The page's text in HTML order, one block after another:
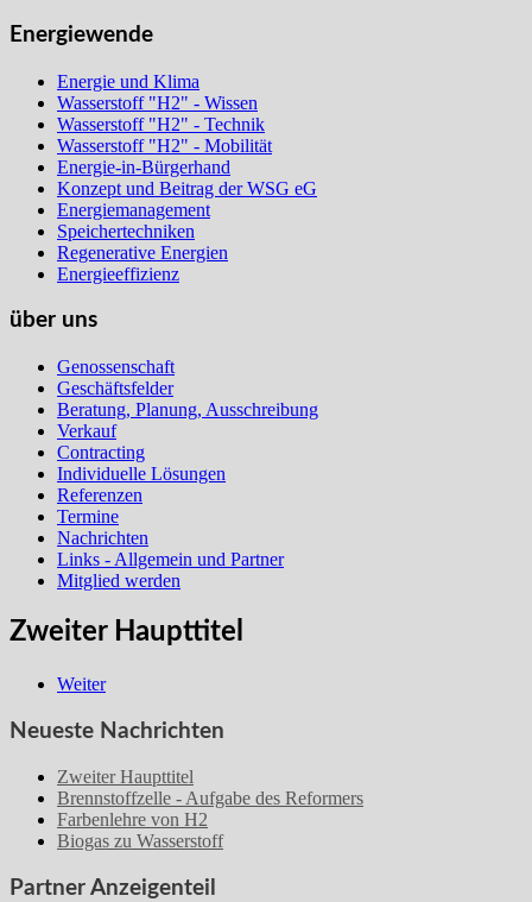
Energiewende
Energie und Klima
Wasserstoff "H2" - Wissen
Wasserstoff "H2" - Technik
Wasserstoff "H2" - Mobilität
Energie-in-Bürgerhand
Konzept und Beitrag der WSG eG
Energiemanagement
Speichertechniken
Regenerative Energien
Energieeffizienz
über uns
Genossenschaft
Geschäftsfelder
Beratung, Planung, Ausschreibung
Verkauf
Contracting
Individuelle Lösungen
Referenzen
Termine
Nachrichten
Links - Allgemein und Partner
Mitglied werden
Zweiter Haupttitel
Weiter
Neueste Nachrichten
Zweiter Haupttitel
Brennstoffzelle - Aufgabe des Reformers
Farbenlehre von H2
Biogas zu Wasserstoff
Partner Anzeigenteil